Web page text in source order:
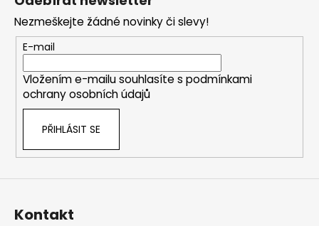
Nezmeškejte žádné novinky či slevy!
E-mail
Vložením e-mailu souhlasíte s podmínkami
ochrany osobních údajů
PŘIHLÁSIT SE
Kontakt